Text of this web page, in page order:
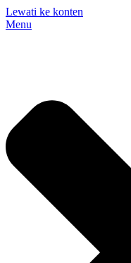
Lewati ke konten
Menu